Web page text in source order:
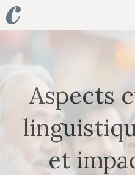
Aller
au
Aspects
et